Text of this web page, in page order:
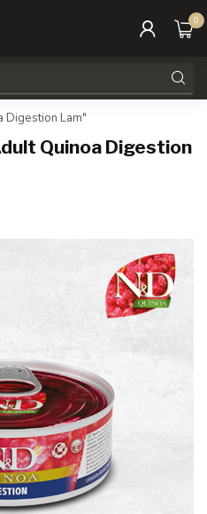
0
Digestion Lam"
Quinoa Digestion